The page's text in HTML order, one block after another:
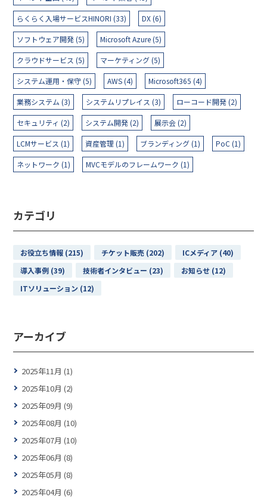
らくらく入場サービスHINORI (33) DX (6)
ソフトウェア開発 (5) Microsoft Azure (5)
クラウドサービス (5) マーケティング (5)
システム運用・保守 (5) AWS (4) Microsoft365 (4)
業務システム (3) システムリプレイス (3) ローコード開発 (2)
セキュリティ (2) システム開発 (2) 展示会 (2)
LCMサービス (1) 資産管理 (1) ブランディング (1) PoC (1)
ネットワーク (1) MVCモデルのフレームワーク (1)
カテゴリ
お役立ち情報 (215) チケット販売 (202)
ICメディア (40)
導入事例 (39)
技術者インタビュー (23)
お知らせ (12)
ITソリューション (12)
アーカイブ
2025年11月 (1)
2025年10月 (2)
2025年09月 (9)
2025年08月 (10)
2025年07月 (10)
2025年06月 (8)
2025年05月 (8)
2025年04月 (6)